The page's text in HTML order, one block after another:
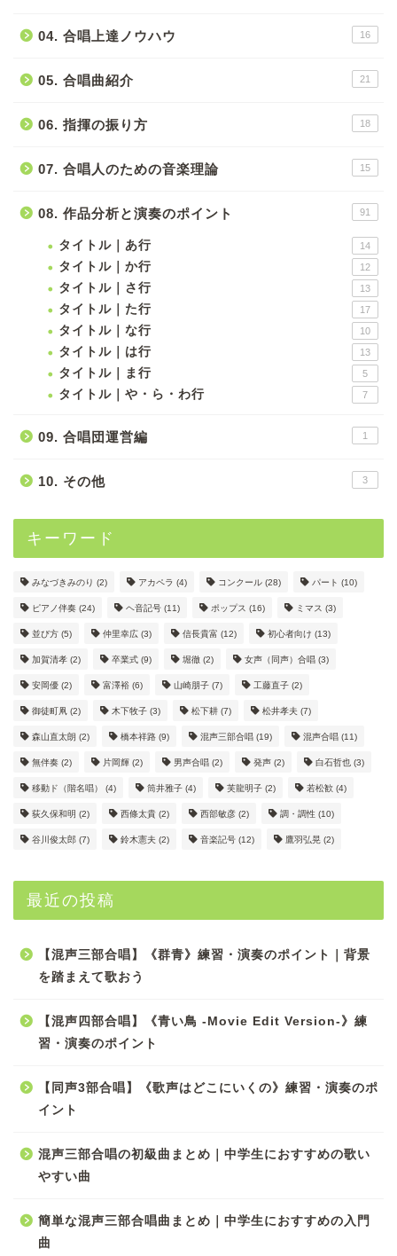
04. 合唱上達ノウハウ 16
05. 合唱曲紹介 21
06. 指揮の振り方 18
07. 合唱人のための音楽理論 15
08. 作品分析と演奏のポイント 91
タイトル｜あ行 14
タイトル｜か行 12
タイトル｜さ行 13
タイトル｜た行 17
タイトル｜な行 10
タイトル｜は行 13
タイトル｜ま行 5
タイトル｜や・ら・わ行 7
09. 合唱団運営編 1
10. その他 3
キーワード
みなづきみのり (2) アカペラ (4) コンクール (28) パート (10)
ピアノ伴奏 (24) ヘ音記号 (11) ポップス (16) ミマス (3)
並び方 (5) 仲里幸広 (3) 信長貴富 (12) 初心者向け (13)
加賀清孝 (2) 卒業式 (9) 堀徹 (2) 女声（同声）合唱 (3)
安岡優 (2) 富澤裕 (6) 山崎朋子 (7) 工藤直子 (2)
御徒町凧 (2) 木下牧子 (3) 松下耕 (7) 松井孝夫 (7)
森山直太朗 (2) 橋本祥路 (9) 混声三部合唱 (19) 混声合唱 (11)
無伴奏 (2) 片岡輝 (2) 男声合唱 (2) 発声 (2) 白石哲也 (3)
移動ド（階名唱） (4) 筒井雅子 (4) 芙龍明子 (2) 若松歓 (4)
荻久保和明 (2) 西條太貴 (2) 西部敏彦 (2) 調・調性 (10)
谷川俊太郎 (7) 鈴木憲夫 (2) 音楽記号 (12) 鷹羽弘晃 (2)
最近の投稿
【混声三部合唱】《群青》練習・演奏のポイント｜背景
を踏まえて歌おう
【混声四部合唱】《青い鳥 -Movie Edit Version-》練
習・演奏のポイント
【同声3部合唱】《歌声はどこにいくの》練習・演奏のポ
イント
混声三部合唱の初級曲まとめ｜中学生におすすめの歌い
やすい曲
簡単な混声三部合唱曲まとめ｜中学生におすすめの入門
曲